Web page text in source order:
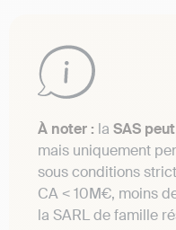
À noter : la SAS
mais uniquement
sous conditions
CA < 10M€, moins
la SARL de famille